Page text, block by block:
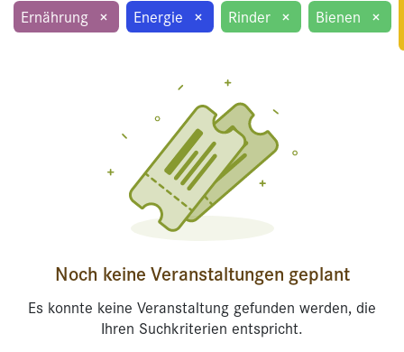
Ernährung × Energie × Rinder × Bienen ×
Noch keine Veranstaltungen geplant
Es konnte keine Veranstaltung gefunden werden, die
Ihren Suchkriterien entspricht.